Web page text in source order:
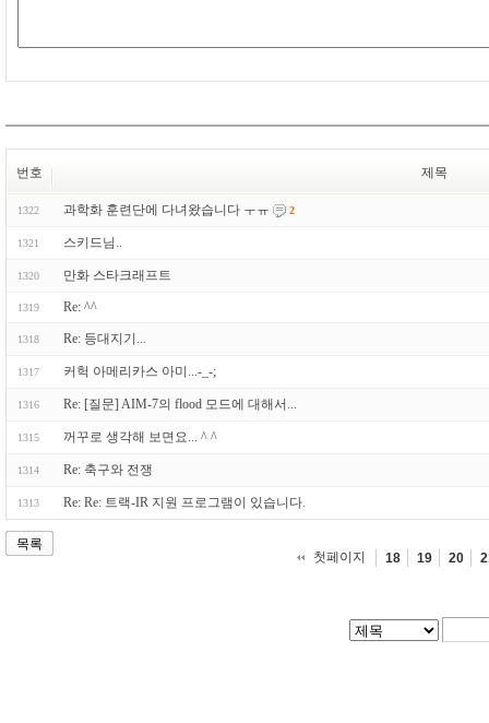
번호 제목
1322 과학화 훈련단에 다녀왔습니다 ㅜㅠ 2
1321 스키드님..
1320 만화 스타크래프트
1319 Re: ^^
1318 Re: 등대지기...
1317 커헉 아메리카스 아미...-_-;
1316 Re: [질문] AIM-7의 flood 모드에 대해서...
1315 꺼꾸로 생각해 보면요... ^ ^
1314 Re: 축구와 전쟁
1313 Re: Re: 트랙-IR 지원 프로그램이 있습니다.
목록
첫페이지
18 19 20